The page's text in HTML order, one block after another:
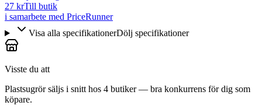
27 krTill butik
i samarbete med PriceRunner
Visa alla specifikationerDölj specifikationer
Visste du att
Plastsugrör säljs i snitt hos 4 butiker — bra konkurrens för dig som
köpare.